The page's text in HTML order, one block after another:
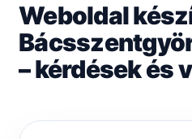
Weboldal
– kérdések és